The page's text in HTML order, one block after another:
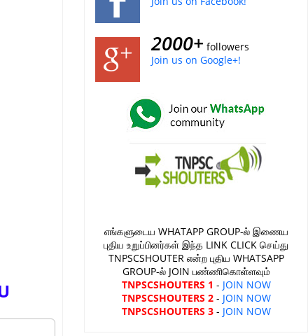
2000+ followers
Join us on Google+!
எங்களுடைய WHATAPP GROUP-ல் இணைய
புதிய உறுப்பினர்கள் இந்த LINK CLICK செய்து
TNPSCSHOUTER என்ற புதிய WHATSAPP
GROUP-ல் JOIN பண்ணிகொள்ளவும்
TNPSCSHOUTERS 1 - JOIN NOW
TNPSCSHOUTERS 2- JOIN NOW
TNPSCSHOUTERS 3- JOIN NOW